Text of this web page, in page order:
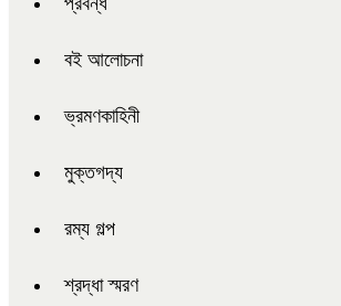
বই আলোচনা
ভ্রমণকাহিনী
মুক্তগদ্য
রম্য গল্প
শ্রদ্ধা স্মরণ